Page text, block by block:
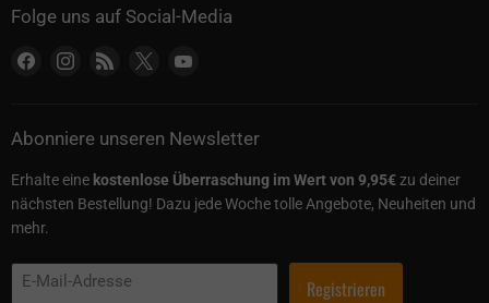
Folge uns auf Social-Media
Finden Sie uns auf Facebook
Finden Sie uns auf Instagram
Finden Sie uns auf RSS
Finden Sie uns auf X
Abonniere unseren Newsletter
Erhalte eine kostenlose Überraschung im Wert von 9,95€zu deiner
nächsten Bestellung! Dazu jede Woche tolle Angebote, Neuheiten und
mehr.
E-Mail-Adresse Registrieren